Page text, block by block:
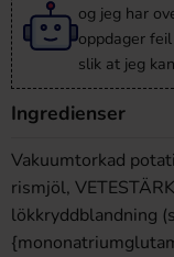
og jeg har
oppdager
slik at jeg
Ingredienser
Vakuumtorkad
rismjöl,
lökkryddblandning